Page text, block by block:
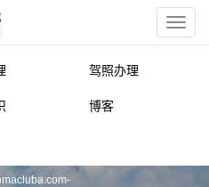
驾照办理
博客
-